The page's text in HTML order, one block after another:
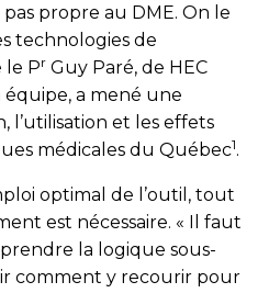
propre au DME. On le
technologies de
le Pr Guy Paré, de HEC
équipe, a mené une
l’utilisation et les effets
médicales du Québec1.
optimal de l’outil, tout
est nécessaire. « Il faut
la logique sous-
comment y recourir pour